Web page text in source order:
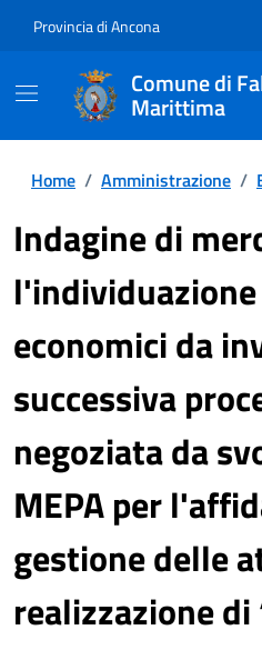
Provincia di Ancona
Comune di
Marittima
Home / Amministrazione /
Indagine di
economici da
successiva
negoziata da
MEPA per
gestione delle
realizzazione